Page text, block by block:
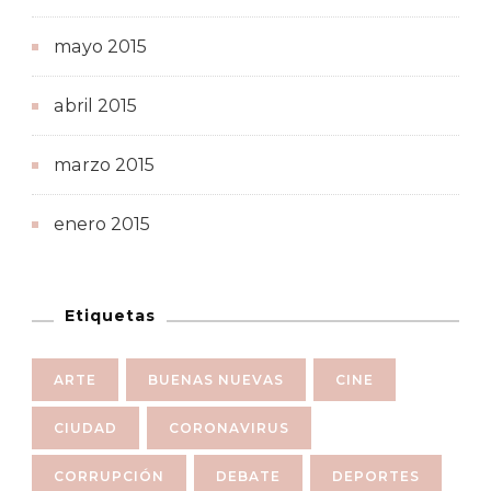
mayo 2015
abril 2015
marzo 2015
enero 2015
Etiquetas
ARTE BUENAS NUEVAS CINE
CIUDAD CORONAVIRUS
CORRUPCIÓN DEBATE DEPORTES